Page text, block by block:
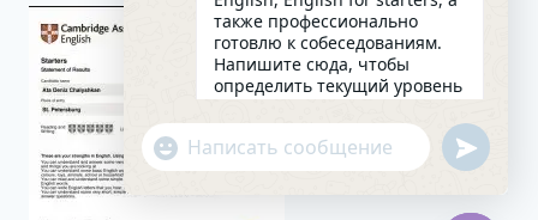
также профессионально
готовлю к собеседованиям.
Напишите сюда, чтобы
определить текущий уровень
английского и составить
индивидуальный план
занятий. Какова главная цель
в изучении языка на
"+chaty_settings.lang.emoji_picker+"
WhatsApp
Message